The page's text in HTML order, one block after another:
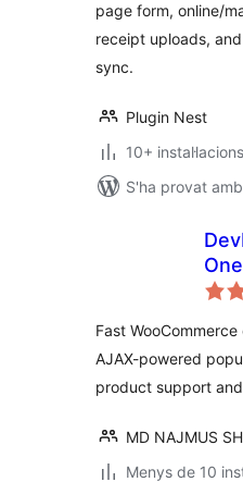
page form, online/
receipt uploads,
sync.
Plugin Nest
10+
S'ha provat
Fast
AJAX-powered
product support
MD NAJMUS
Menys de 10